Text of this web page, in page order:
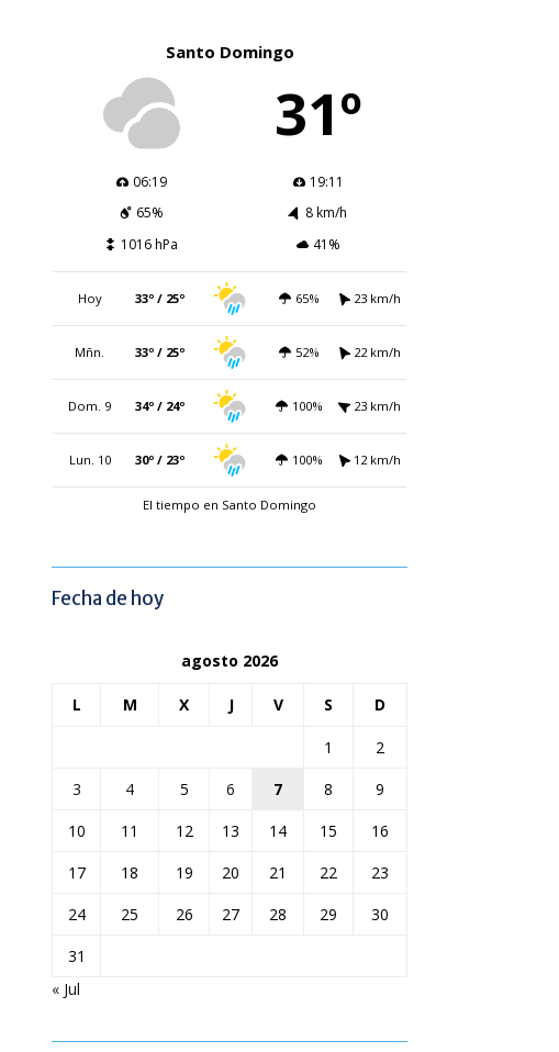
Santo Domingo
31º
06:19
19:11
65%
8 km/h
1016 hPa
41%
Hoy 33º / 25º 65% 23 km/h
Mñn. 33º / 25º 52% 22 km/h
Dom. 9 34º / 24º 100% 23 km/h
Lun. 10 30º / 23º 100% 12 km/h
El tiempo en Santo Domingo
Fecha de hoy
agosto 2026
L M X J V S D
1
2
3
4 5 6 7 8
9
10
11 12 13 14 15
16
17
18 19 20 21 22
23
24
25 26 27 28 29
30
31
« Jul